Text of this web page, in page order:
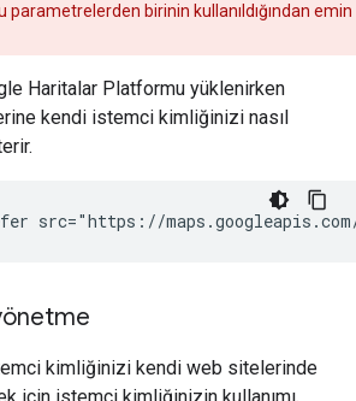
parametrelerden birinin kullanıldığından emin
Haritalar Platformu yüklenirken
kendi istemci kimliğinizi nasıl
src="https://
kimliğinizi kendi web sitelerinde